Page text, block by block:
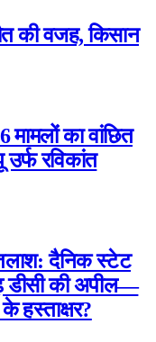
की वजह, किसान
का वांछित
रविकांत
दैनिक स्टेट
डीसी की अपील—
के हस्ताक्षर?